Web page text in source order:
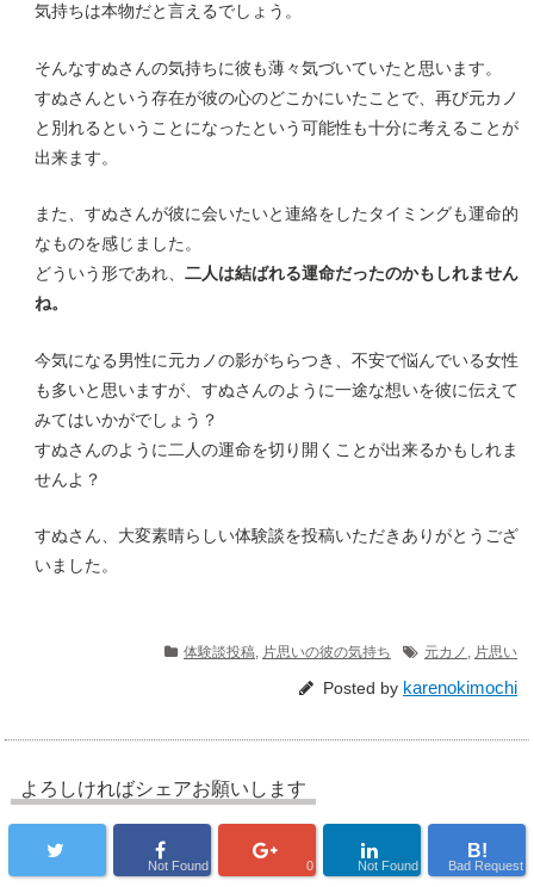
気持ちは本物だと言えるでしょう。
そんなすぬさんの気持ちに彼も薄々気づいていたと思います。
すぬさんという存在が彼の心のどこかにいたことで、再び元カノ
と別れるということになったという可能性も十分に考えることが
出来ます。
また、すぬさんが彼に会いたいと連絡をしたタイミングも運命的
なものを感じました。
どういう形であれ、 二人は結ばれる運命だったのかもしれません
ね。
今気になる男性に元カノの影がちらつき、不安で悩んでいる女性
も多いと思いますが、すぬさんのように一途な想いを彼に伝えて
みてはいかがでしょう？
すぬさんのように二人の運命を切り開くことが出来るかもしれま
せんよ？
すぬさん、大変素晴らしい体験談を投稿いただきありがとうござ
いました。
体験談投稿, 片思いの彼の気持ち 元カノ , 片思い
Posted by karenokimochi
よろしければシェアお願いします
Not Found 0 Not Found
B!
Bad Request